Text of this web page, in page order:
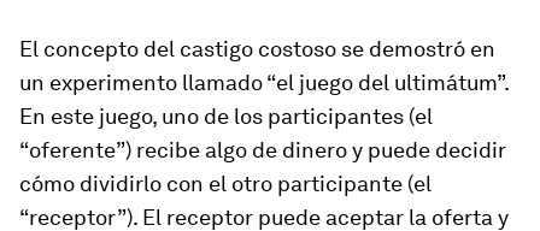
El concepto del castigo costoso se demostró en
un experimento llamado “el juego del ultimátum”.
En este juego, uno de los participantes (el
“oferente”) recibe algo de dinero y puede decidir
cómo dividirlo con el otro participante (el
“receptor”). El receptor puede aceptar la oferta y